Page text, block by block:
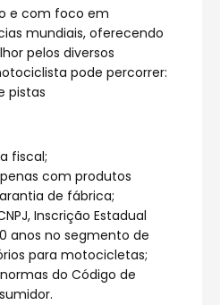
e com foco em
mundiais, oferecendo
pelos diversos
pode percorrer:
pistas
fiscal;
com produtos
de fábrica;
Inscrição Estadual
anos no segmento de
para motocicletas;
do Código de